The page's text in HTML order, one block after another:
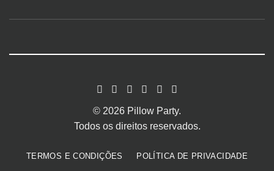
© 2026 Pillow Party.
Todos os direitos reservados.
TERMOS E CONDIÇÕES POLÍTICA DE PRIVACIDADE